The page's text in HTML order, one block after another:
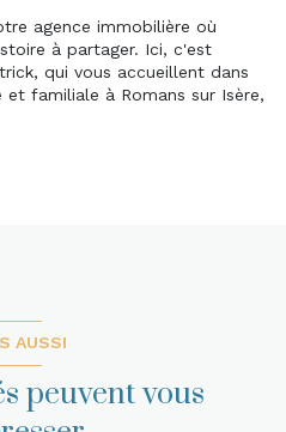
agence immobilière où
à partager. Ici, c'est
qui vous accueillent dans
et familiale à Romans sur Isère,
AUSSI
peuvent vous